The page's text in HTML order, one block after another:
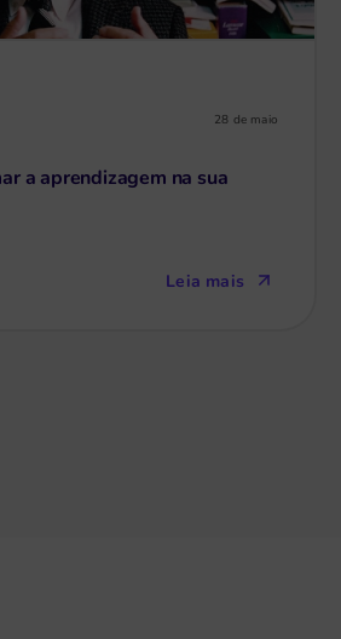
28 de maio
a aprendizagem na sua
Leia mais